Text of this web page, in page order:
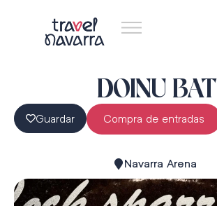
DOINU BAT
Guardar Compra de entradas
Navarra Arena